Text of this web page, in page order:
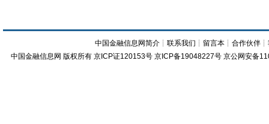
中国金融信息网简介 ┊联系我们 ┊ 留言本 ┊合作伙伴 ┊
中国金融信息网 版权所有 京ICP证120153号 京ICP备19048227号 京公网安备